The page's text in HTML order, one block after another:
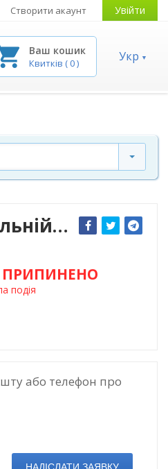
Створити акаунт Увійти
Ваш кошик
Квитків (0) Укр
Ігор ПОКЛАД (концерт-присвята національній легенді)
подія
або телефон про